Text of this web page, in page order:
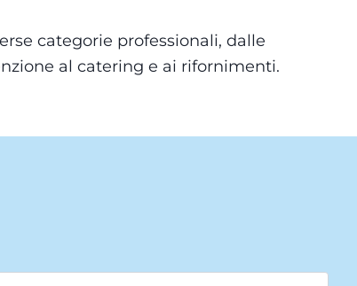
categorie professionali, dalle
al catering e ai rifornimenti.